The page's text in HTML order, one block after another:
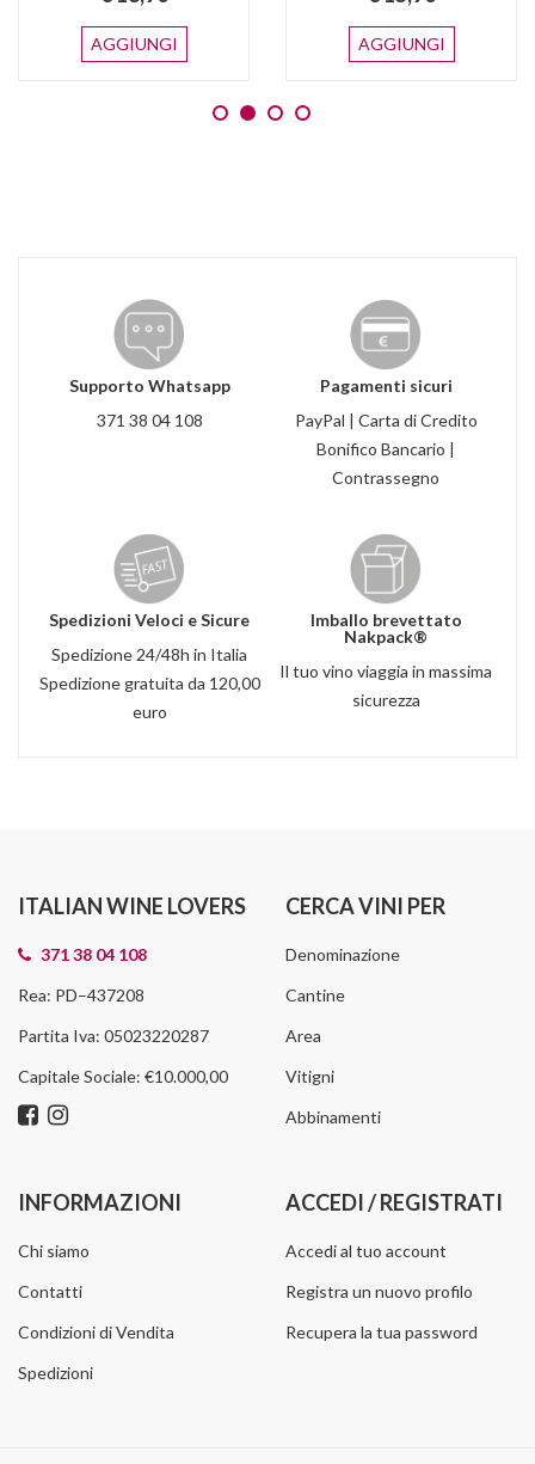
AGGIUNGI AGGIUNGI
Supporto Whatsapp
371 38 04 108
Pagamenti sicuri
PayPal | Carta di Credito
Bonifico Bancario |
Contrassegno
Spedizioni Veloci e Sicure
Spedizione 24/48h in Italia
Spedizione gratuita da 120,00
euro
Imballo brevettato
Nakpack®
Il tuo vino viaggia in massima
sicurezza
ITALIAN WINE LOVERS
371 38 04 108
Rea: PD–437208
Partita Iva: 05023220287
Capitale Sociale: €10.000,00
CERCA VINI PER
Denominazione
Cantine
Area
Vitigni
Abbinamenti
INFORMAZIONI
Chi siamo
Contatti
Condizioni di Vendita
Spedizioni
ACCEDI / REGISTRATI
Accedi al tuo account
Registra un nuovo profilo
Recupera la tua password